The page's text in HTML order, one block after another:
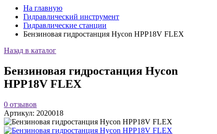
На главную
Гидравлический инструмент
Гидравлические станции
Бензиновая гидростанция Hycon HPP18V FLEX
Назад в каталог
Бензиновая гидростанция Hycon
HPP18V FLEX
0 отзывов
Артикул: 2020018